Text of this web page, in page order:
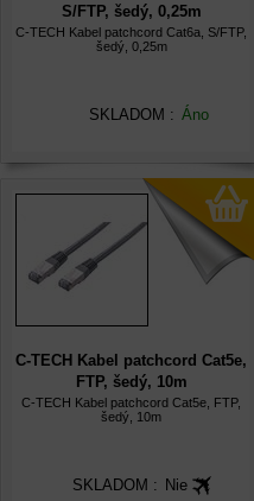
S/FTP, šedý, 0,25m
C-TECH Kabel patchcord Cat6a, S/FTP,
šedý, 0,25m
SKLADOM : Áno
C-TECH Kabel patchcord Cat5e,
FTP, šedý, 10m
C-TECH Kabel patchcord Cat5e, FTP,
šedý, 10m
SKLADOM : Nie